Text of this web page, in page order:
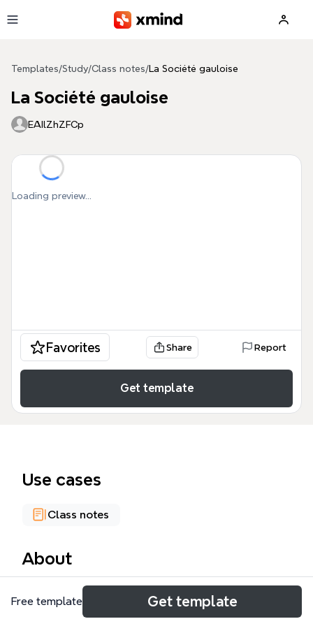
Templates/Study/Class notes/La Société gauloise
La Société gauloise
EAIlZhZFCp
Loading preview...
Favorites Share Report
Get template
Use cases
Class notes
About
Ce modèle de carte mentale La Société gauloise
offre une vue d'ensemble structurée de la
Free template Get template